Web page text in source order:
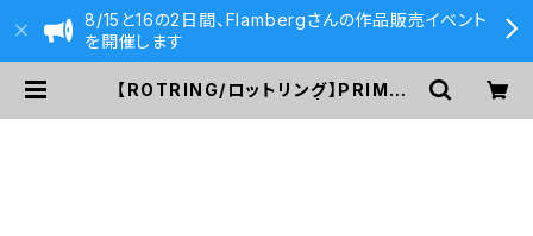
8/15と16の2日間、Flambergさんの作品販売イベント
を開催します
【ROTRING/ロットリング】PRIMUS